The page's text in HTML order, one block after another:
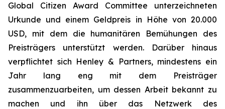
Global Citizen Award Committee unterzeichneten
Urkunde und einem Geldpreis in Höhe von 20.000
USD, mit dem die humanitären Bemühungen des
Preisträgers unterstützt werden. Darüber hinaus
verpflichtet sich Henley & Partners, mindestens ein
Jahr lang eng mit dem Preisträger
zusammenzuarbeiten, um dessen Arbeit bekannt zu
machen und ihn über das Netzwerk des